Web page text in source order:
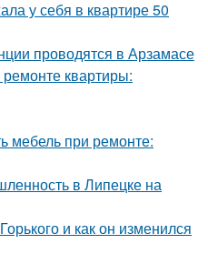
у себя в квартире 50
проводятся в Арзамасе
квартиры:
мебель при ремонте:
в Липецке на
и как он изменился